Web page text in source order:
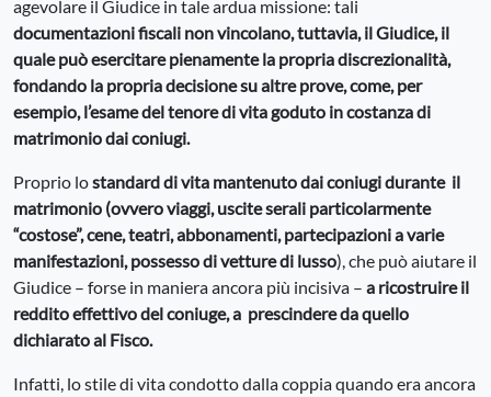
agevolare il Giudice in tale ardua missione: tali
documentazioni fiscali non vincolano, tuttavia, il Giudice, il
quale può esercitare pienamente la propria discrezionalità,
fondando la propria decisione su altre prove, come, per
esempio, l’esame del tenore di vita goduto in costanza di
matrimonio dai coniugi.
Proprio lostandard di vita mantenuto dai coniugi durante il
matrimonio (ovvero viaggi, uscite serali particolarmente
“costose”, cene, teatri, abbonamenti, partecipazioni a varie
manifestazioni, possesso di vetture di lusso), che può aiutare il
Giudice – forse in maniera ancora più incisiva – a ricostruire il
reddito effettivo del coniuge, a prescindere da quello
dichiarato al Fisco.
Infatti, lo stile di vita condotto dalla coppia quando era ancora